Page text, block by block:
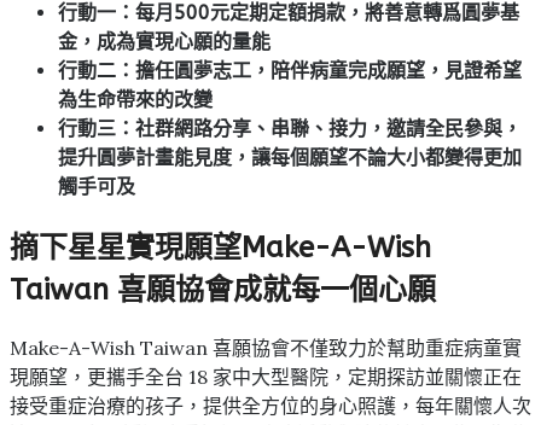
行動一：每月 500元定期定額捐款，將善意轉爲圓夢基
金，成為實現心願的量能
行動二：擔任圓夢志工，陪伴病童完成願望，見證希望
為生命帶來的改變
行動三：社群網路分享、串聯、接力，邀請全民參與，
提升圓夢計畫能見度，讓每個願望不論大小都變得更加
觸手可及
摘下星星實現願望Make-A-Wish
Taiwan 喜願協會成就每一個心願
Make-A-Wish Taiwan 喜願協會不僅致力於幫助重症病童實
現願望，更攜手全台 18 家中大型醫院，定期探訪並關懷正在
接受重症治療的孩子，提供全方位的身心照護，每年關懷人次